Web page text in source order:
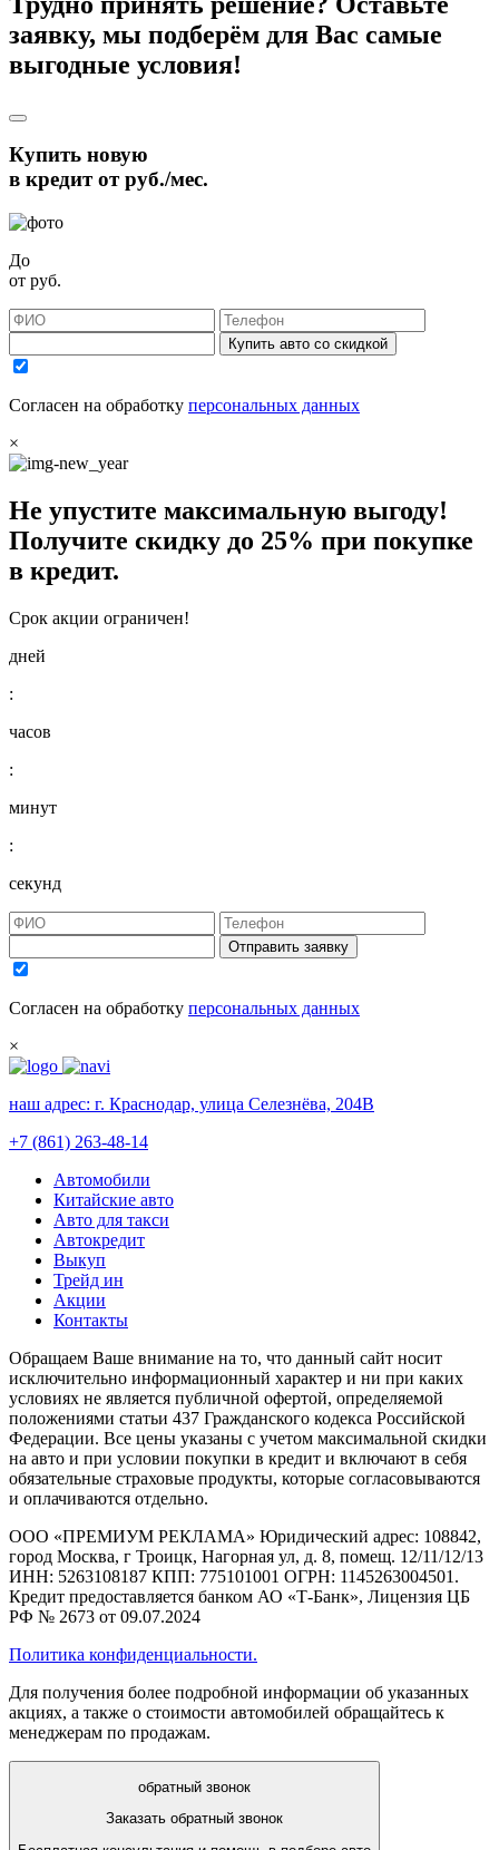
заявку, мы подберём для Вас самые
выгодные условия!
Купить новую
в кредит отруб./мес.
До
от руб.
Купить авто со скидкой
Согласен на обработку персональных данных
×
Не упустите максимальную выгоду!
Получите скидку до 25% при покупке
в кредит.
Срок акции ограничен!
дней
:
часов
:
минут
:
секунд
Отправить заявку
Согласен на обработку персональных данных
×
наш адрес: г. Краснодар, улица Селезнёва, 204В
+7 (861) 263-48-14
Автомобили
Китайские авто
Авто для такси
Автокредит
Выкуп
Трейд ин
Акции
Контакты
Обращаем Ваше внимание на то, что данный сайт носит
исключительно информационный характер и ни при каких
условиях не является публичной офертой, определяемой
положениями статьи 437 Гражданского кодекса Российской
Федерации. Все цены указаны с учетом максимальной скидки
на авто и при условии покупки в кредит и включают в себя
обязательные страховые продукты, которые согласовываются
и оплачиваются отдельно.
ООО «ПРЕМИУМ РЕКЛАМА» Юридический адрес: 108842,
город Москва, г Троицк, Нагорная ул, д. 8, помещ. 12/11/12/13
ИНН: 5263108187 КПП: 775101001 ОГРН: 1145263004501.
Кредит предоставляется банком АО «Т-Банк», Лицензия ЦБ
РФ № 2673 от 09.07.2024
Политика конфиденциальности.
Для получения более подробной информации об указанных
акциях, а также о стоимости автомобилей обращайтесь к
менеджерам по продажам.
обратный звонок
Заказать обратный звонок